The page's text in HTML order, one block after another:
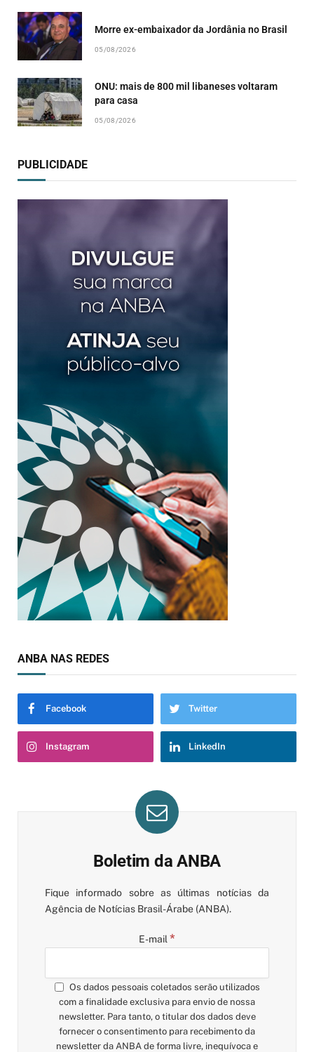
Morre ex-embaixador da Jordânia no Brasil
05/08/2026
ONU: mais de 800 mil libaneses voltaram
para casa
05/08/2026
PUBLICIDADE
ANBA NAS REDES
Facebook Twitter
Instagram LinkedIn
Boletim da ANBA
Fique informado sobre as últimas notícias da
Agência de Notícias Brasil-Árabe (ANBA).
E-mail *
Os dados pessoais coletados serão utilizados
com a finalidade exclusiva para envio de nossa
newsletter. Para tanto, o titular dos dados deve
fornecer o consentimento para recebimento da
newsletter da ANBA de forma livre, inequívoca e